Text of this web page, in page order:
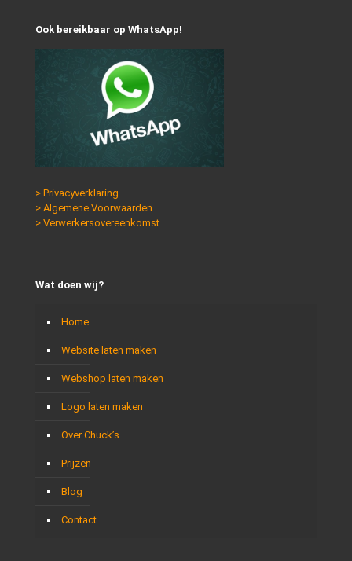
Ook bereikbaar op WhatsApp!
> Privacyverklaring
> Algemene Voorwaarden
> Verwerkersovereenkomst
Wat doen wij?
Home
Website laten maken
Webshop laten maken
Logo laten maken
Over Chuck’s
Prijzen
Blog
Contact